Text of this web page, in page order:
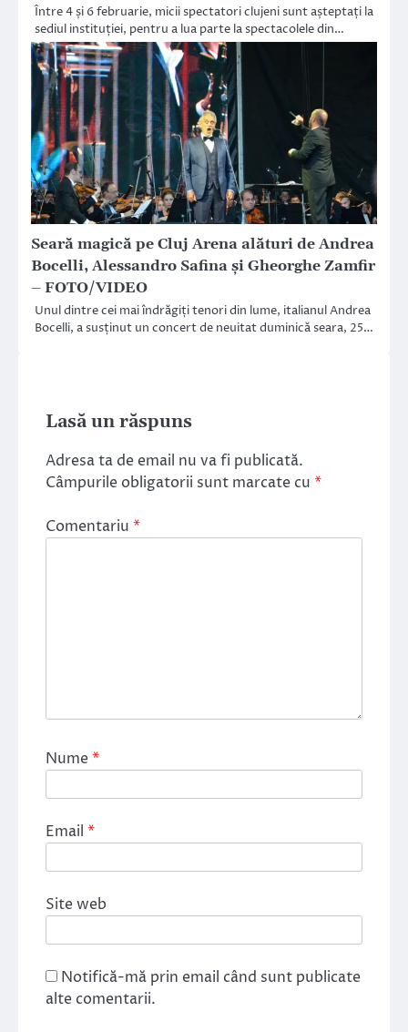
Între 4 și 6 februarie, micii spectatori clujeni sunt așteptați la
sediul instituției, pentru a lua parte la spectacolele din…
Seară magică pe Cluj Arena alături de Andrea
Bocelli, Alessandro Safina și Gheorghe Zamfir
– FOTO/VIDEO
Unul dintre cei mai îndrăgiți tenori din lume, italianul Andrea
Bocelli, a susținut un concert de neuitat duminică seara, 25…
Lasă un răspuns
Adresa ta de email nu va fi publicată.
Câmpurile obligatorii sunt marcate cu *
Comentariu *
Nume*
Email *
Site web
Notifică-mă prin email când sunt publicate
alte comentarii.